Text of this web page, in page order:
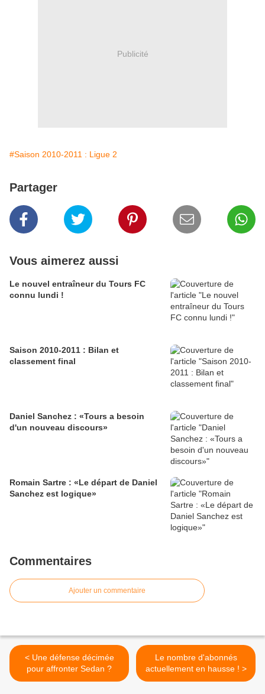
Publicité
#Saison 2010-2011 : Ligue 2
Partager
Vous aimerez aussi
Le nouvel entraîneur du Tours FC
connu lundi !
Saison 2010-2011 : Bilan et
classement final
Daniel Sanchez : «Tours a besoin
d'un nouveau discours»
Romain Sartre : «Le départ de Daniel
Sanchez est logique»
Commentaires
Ajouter un commentaire
< Une défense décimée
pour affronter Sedan ?
Le nombre d'abonnés
actuellement en hausse ! >